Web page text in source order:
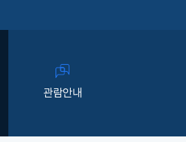
관람안내